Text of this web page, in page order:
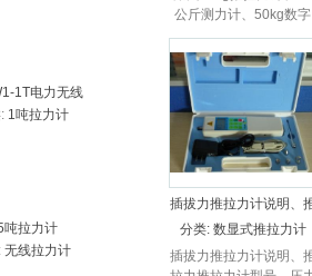
1T电力无线
带USB接口
1吨拉力计
20000kg
拉力
分类:高
吨拉力计
无线拉力计
5吨
分类:
公斤测力计、50kg数字
拉力计量程齐全
插拔力推拉力计说明、
拉力推拉力计型号、压
分类: 数显式推拉力计
插拔力推拉力计说明、